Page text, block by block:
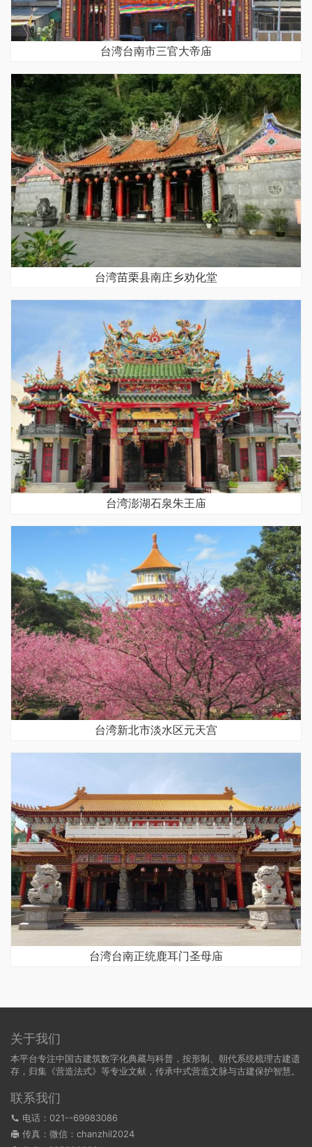
台湾台南市三官大帝庙
台湾苗栗县南庄乡劝化堂
台湾澎湖石泉朱王庙
台湾新北市淡水区元天宫
台湾台南正统鹿耳门圣母庙
关于我们
本平台专注中国古建筑数字化典藏与科普，按形制、朝代系统梳理古建遗
存，归集《营造法式》等专业文献，传承中式营造文脉与古建保护智慧。
联系我们
电话：021--69983086
传真：微信：chanzhil2024